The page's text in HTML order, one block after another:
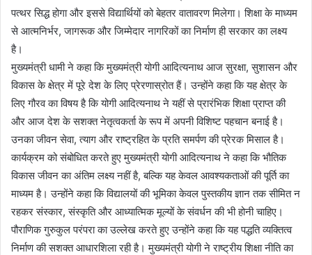
पत्थर सिद्ध होगा और इससे विद्यार्थियों को बेहतर वातावरण मिलेगा। शिक्षा के माध्यम
से आत्मनिर्भर, जागरूक और जिम्मेदार नागरिकों का निर्माण ही सरकार का लक्ष्य
है।
मुख्यमंत्री धामी ने कहा कि मुख्यमंत्री योगी आदित्यनाथ आज सुरक्षा, सुशासन और
विकास के क्षेत्र में पूरे देश के लिए प्रेरणास्रोत हैं। उन्होंने कहा कि यह क्षेत्र के
लिए गौरव का विषय है कि योगी आदित्यनाथ ने यहीं से प्रारंभिक शिक्षा प्राप्त की
और आज देश के सशक्त नेतृत्वकर्ता के रूप में अपनी विशिष्ट पहचान बनाई है।
उनका जीवन सेवा, त्याग और राष्ट्रहित के प्रति समर्पण की प्रेरक मिसाल है।
कार्यक्रम को संबोधित करते हुए मुख्यमंत्री योगी आदित्यनाथ ने कहा कि भौतिक
विकास जीवन का अंतिम लक्ष्य नहीं है, बल्कि यह केवल आवश्यकताओं की पूर्ति का
माध्यम है। उन्होंने कहा कि विद्यालयों की भूमिका केवल पुस्तकीय ज्ञान तक सीमित न
रहकर संस्कार, संस्कृति और आध्यात्मिक मूल्यों के संवर्धन की भी होनी चाहिए।
पौराणिक गुरुकुल परंपरा का उल्लेख करते हुए उन्होंने कहा कि यह पद्धति व्यक्तित्व
निर्माण की सशक्त आधारशिला रही है। मुख्यमंत्री योगी ने राष्ट्रीय शिक्षा नीति का